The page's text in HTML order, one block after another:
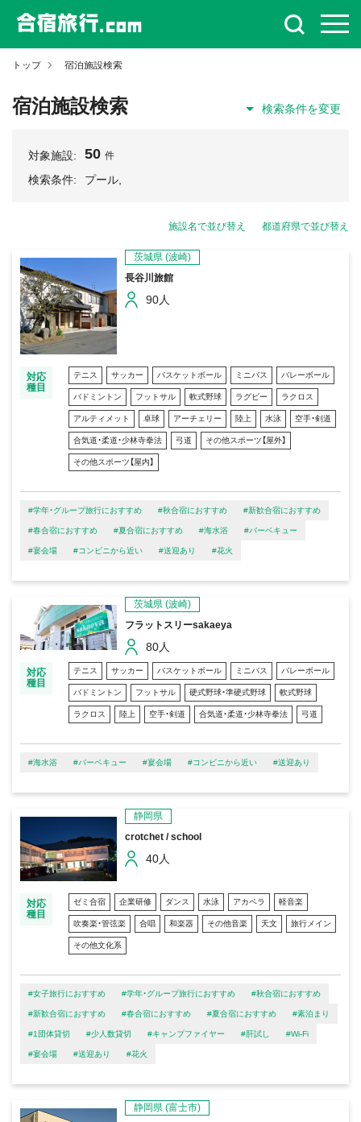
トップ 宿泊施設検索
宿泊施設検索 検索条件を変更
対象施設: 50 件
検索条件: プール,
施設名で並び替え 都道府県で並び替え
茨城県 (波崎)
長谷川旅館
90人
対応
種目
テニス サッカー バスケットボール ミニバス バレーボール
バドミントン フットサル 軟式野球 ラグビー ラクロス
アルティメット 卓球 アーチェリー 陸上 水泳 空手・剣道
合気道・柔道・少林寺拳法 弓道 その他スポーツ【屋外】
その他スポーツ【屋内】
#学年・グループ旅行におすすめ #秋合宿におすすめ #新歓合宿におすすめ
#春合宿におすすめ #夏合宿におすすめ #海水浴 #バーベキュー
#宴会場 #コンビニから近い #送迎あり #花火
茨城県 (波崎)
フラットスリーsakaeya
80人
対応
種目
テニス サッカー バスケットボール ミニバス バレーボール
バドミントン フットサル 硬式野球・準硬式野球 軟式野球
ラクロス 陸上 空手・剣道 合気道・柔道・少林寺拳法 弓道
#海水浴 #バーベキュー #宴会場 #コンビニから近い #送迎あり
静岡県
crotchet / school
40人
対応
種目
ゼミ合宿 企業研修 ダンス 水泳 アカペラ 軽音楽
吹奏楽・管弦楽 合唱 和楽器 その他音楽 天文 旅行メイン
その他文化系
#女子旅行におすすめ #学年・グループ旅行におすすめ #秋合宿におすすめ
#新歓合宿におすすめ #春合宿におすすめ #夏合宿におすすめ #素泊まり
#1団体貸切 #少人数貸切 #キャンプファイヤー #肝試し #Wi-Fi
#宴会場 #送迎あり #花火
静岡県 (富士市)